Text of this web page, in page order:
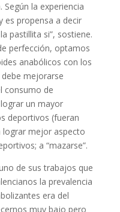
la experiencia
es propensa a decir
pastillita si”, sostiene.
perfección, optamos
anabólicos con los
mejorarse
consumo de
un mayor
deportivos (fueran
mejor aspecto
a “mazarse”.
de sus trabajos que
la prevalencia
era del
muy bajo pero